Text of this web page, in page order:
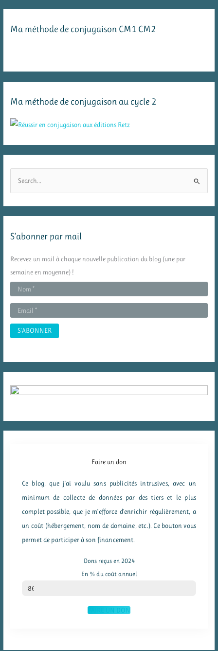
Ma méthode de conjugaison CM1 CM2
Ma méthode de conjugaison au cycle 2
r
:
S’abonner par mail
Recevez un mail à chaque nouvelle publication du blog (une par
semaine en moyenne) !
Faire un don
Ce blog, que j'ai voulu sans publicités intrusives, avec un
minimum de collecte de données par des tiers et le plus
complet possible, que je m'efforce d'enrichir régulièrement, a
un coût (hébergement, nom de domaine, etc.). Ce bouton vous
permet de participer à son financement.
Dons reçus en 2024
En % du coût annuel
% du coût annuel
86
FAIRE UN DON